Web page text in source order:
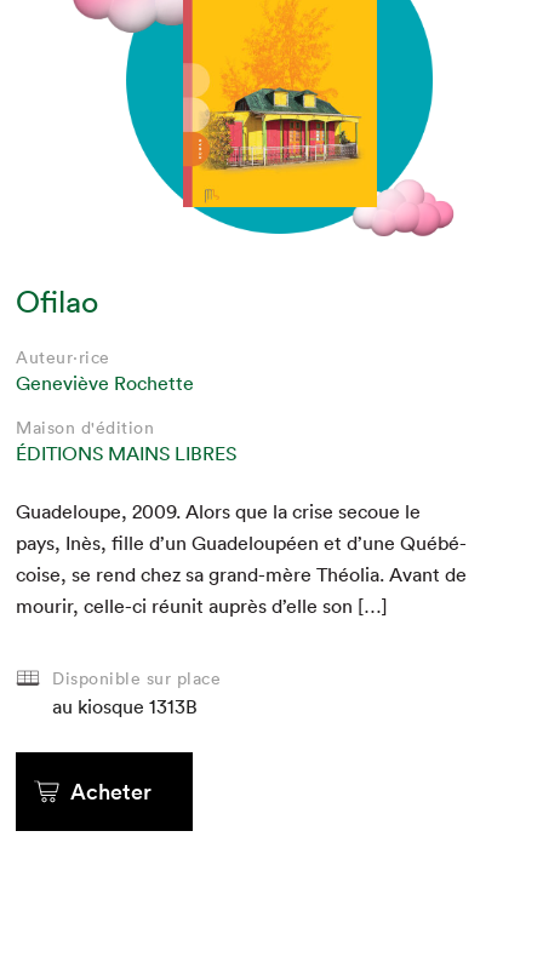
Ofilao
Auteur·rice
Geneviève Rochette
Maison d'édition
ÉDITIONS MAINS LIBRES
Guade­loupe,2009. Alors que la crise sec­oue le
pays, Inès, fille d’un Guade­loupéen et d’une Québé­
coise, se rend chez sa grand-mère Théo­lia. Avant de
mourir, celle-ci réu­nit auprès d’elle son […]
Disponible sur place
au kiosque 1313B
Acheter